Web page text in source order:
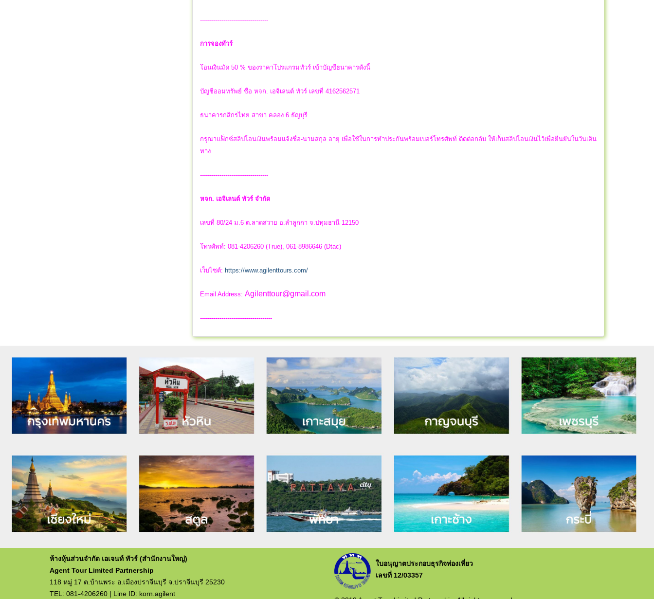
-----------------------------------
การจองทัวร์
โอนเงินมัด 50 % ของราคาโปรแกรมทัวร์ เข้าบัญชีธนาคารดังนี้
บัญชีออมทรัพย์ ชื่อ หจก. เอจิเลนต์ ทัวร์ เลขที่ 4162562571
ธนาคารกสิกรไทย สาขา คลอง 6 ธัญบุรี
กรุณาแฟ็กซ์สลิปโอนเงินพร้อมแจ้งชื่อ-นามสกุล อายุ เพื่อใช้ในการทำประกันพร้อมเบอร์โทรศัพท์ ติดต่อกลับ ให้เก็บสลิปโอนเงินไว้เพื่อยืนยันในวันเดิน
ทาง
-----------------------------------
หจก. เอจิเลนต์ ทัวร์ จำกัด
เลขที่ 80/24 ม.6 ต.ลาดสวาย อ.ลำลูกกา จ.ปทุมธานี 12150
โทรศัพท์: 081-4206260 (True), 061-8986646 (Dtac)
เว็บไซต์: https://www.agilenttours.com/
Email Address: Agilenttour@gmail.com
-------------------------------------
ห้างหุ้นส่วนจำกัด เอเจนท์ ทัวร์ (สำนักงานใหญ่)
Agent Tour Limited Partnership
118 หมู่ 17 ต.บ้านพระ อ.เมืองปราจีนบุรี จ.ปราจีนบุรี 25230
TEL: 081-4206260 | Line ID: korn.agilent
ใบอนุญาตประกอบธุรกิจท่องเที่ยว
เลขที่ 12/03357